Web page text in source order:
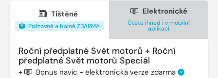
Tištěné
Poštovné a balné ZDARMA
Elektronické
Čtěte ihned i v mobilní
aplikaci
Roční předplatné Svět motorů + Roční
předplatné Svět motorů Speciál
+ Bonus navíc - elektronická verze zdarma ?